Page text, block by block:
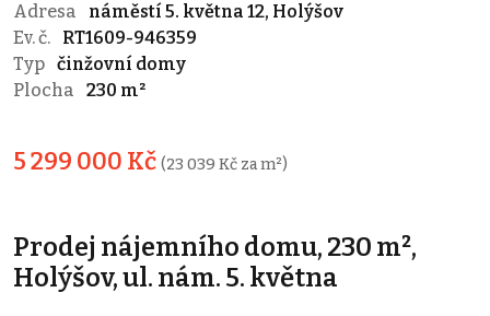
Adresa
náměstí 5. května 12, Holýšov
Ev. č.
RT1609-946359
Typ činžovní domy
Plocha
230 m²
5 299 000 Kč (23 039 Kč za m²)
Prodej nájemního domu, 230 m²,
Holýšov, ul. nám. 5. května